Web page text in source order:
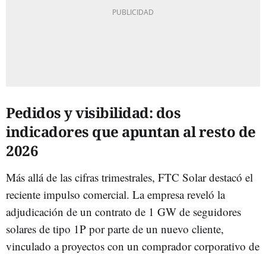
Pedidos y visibilidad: dos
indicadores que apuntan al resto de
2026
Más allá de las cifras trimestrales, FTC Solar destacó el
reciente impulso comercial. La empresa reveló la
adjudicación de un contrato de 1 GW de seguidores
solares de tipo 1P por parte de un nuevo cliente,
vinculado a proyectos con un comprador corporativo de